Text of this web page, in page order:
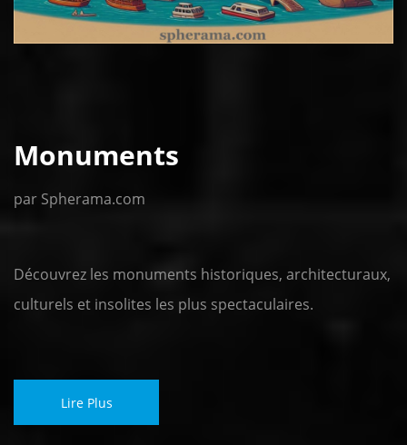
Monuments
par Spherama.com
Découvrez les monuments historiques, architecturaux,
culturels et insolites les plus spectaculaires.
Lire Plus